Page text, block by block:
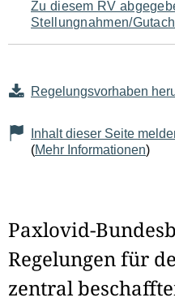
Zu diesem RV
Stellungnahmen/
Regelungsvorhaben
Inhalt dieser Seite
(Mehr Informationen)
Paxlovid-
Regelungen für
zentral